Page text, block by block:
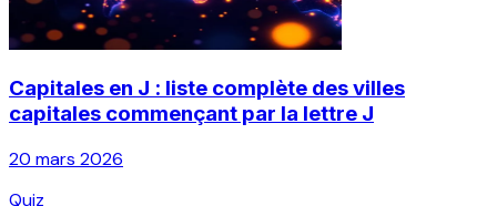
Capitales en J : liste complète des villes
capitales commençant par la lettre J
20 mars 2026
Quiz